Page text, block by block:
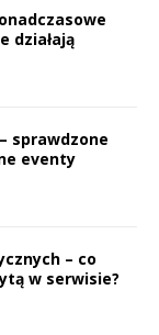
działają
sprawdzone
eventy
– co
w serwisie?